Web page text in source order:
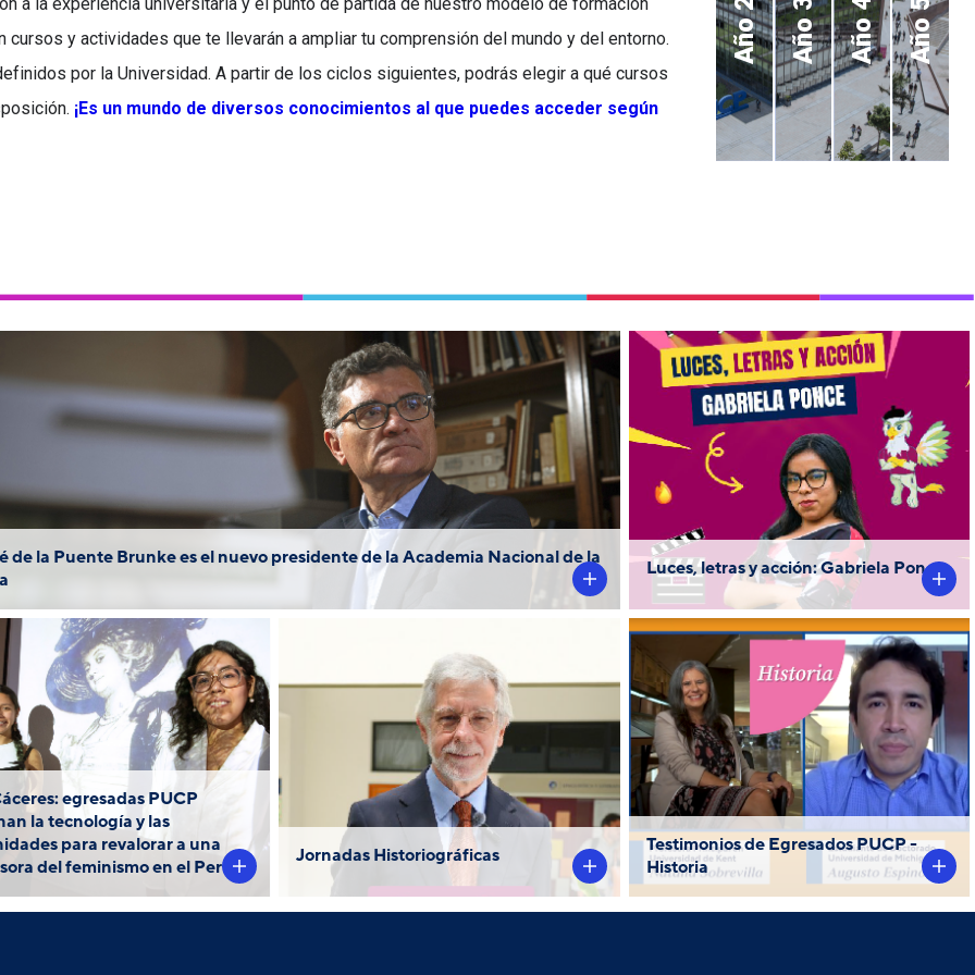
a la experiencia universitaria y el punto de partida de nuestro modelo de formación
y actividades que te llevarán a ampliar tu comprensión del mundo y del entorno.
por la Universidad. A partir de los ciclos siguientes, podrás elegir a qué cursos
¡Es un mundo de diversos conocimientos al que puedes acceder según
Año 2 Año 3 Año 4 Año 5
de la Puente Brunke es el nuevo presidente de la Academia Nacional de la
El profesor principal del Departamento de Humanidades PUCP fue
elegido para liderar la institución centenaria, donde impulsará la
digitalización de la
Revista Histórica
, reforzará su rol asesor del
Estado y denunciará la crisis del Archivo General de la Nación.
Luces, letras y acción: Gabriela Ponce
Conoce a Gabriela Ponce,
estudiante de Historia de
nuestra Facultad y
beneficiaria del programa de
becas PUCP "Fe y Alegría". Su
pasión por la historia y la
danza la ha llevado a recorrer
el Perú, promoviendo la
riqueza cultural de nuestras
regiones.
egresadas PUCP
la tecnología y las
para revalorar a una
del feminismo en el Perú
mensaje de una pionera
feminismo en el Perú del
siglo XIX es traído al
presente gracias a un
accesible que
difundirá su obra.
el
de Humanidades
egresadas, siguen
Jornadas Historiográficas
En esta ocasión, el 𝐃𝐫. 𝐗𝐚𝐯𝐢𝐞𝐫
𝐆𝐢𝐥 𝐏𝐮𝐣𝐨𝐥 reflexiona sobre la
importancia de la historia y el
poder adaptativo de esta
disciplina fundamental.
Testimonios de Egresados PUCP -
Historia
Nuestros egresados, Natalia
Sobrevilla y Augusto
Espinoza nos cuentan cómo
es estudiar Historia en la
PUCP.